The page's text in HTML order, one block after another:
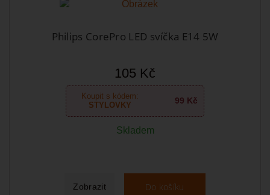
Philips CorePro LED svíčka E14 5W
105 Kč
Koupit s kódem:
STYLOVKY
99 Kč
Skladem
Zobrazit Do košíku